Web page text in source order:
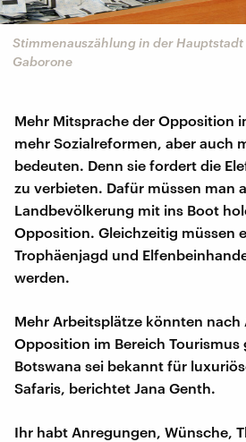
Stimmenauszählung in der Hauptstadt
Gaborone
Mehr Mitsprache der Opposition
mehr Sozialreformen, aber auch
bedeuten. Denn sie fordert die
zu verbieten. Dafür müssen man
Landbevölkerung mit ins Boot
Opposition. Gleichzeitig müssen
Trophäenjagd und
werden.
Mehr Arbeitsplätze könnten nach
Opposition im Bereich Tourismus
Botswana sei bekannt für
Safaris, berichtet Jana Genth.
Ihr habt Anregungen, Wünsche,